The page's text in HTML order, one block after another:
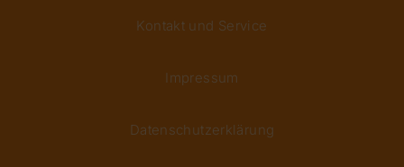
Kontakt und Service
Impressum
Datenschutzerklärung